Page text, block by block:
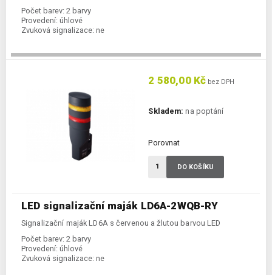
Počet barev: 2 barvy
Provedení: úhlové
Zvuková signalizace: ne
LED signalizační maják LD6A-2WQB-RY
Signalizační maják LD6A s červenou a žlutou barvou LED
Počet barev: 2 barvy
Provedení: úhlové
Zvuková signalizace: ne
2 580,00 Kč bez DPH
Skladem: na poptání
Porovnat
DO KOŠÍKU